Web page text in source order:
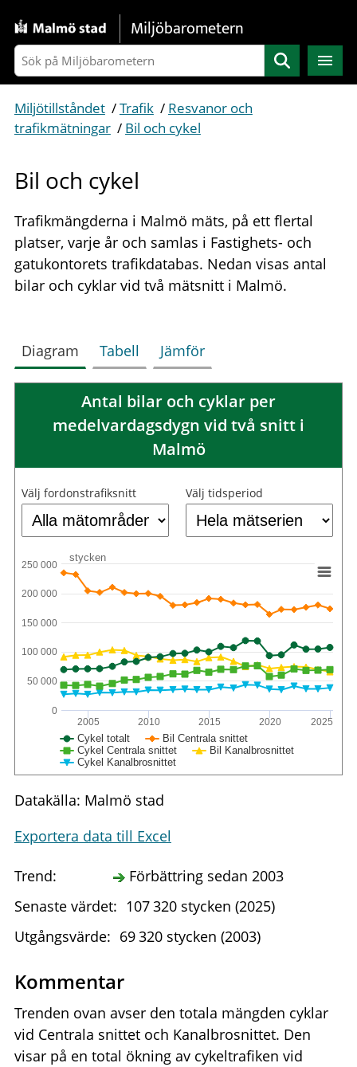
Gå direkt till sidans innehåll
Miljöbarometern
Sök
Miljötillståndet /Trafik / Resvanor och
trafikmätningar / Bil och cykel
Bil och cykel
Trafikmängderna i Malmö mäts, på ett flertal
platser, varje år och samlas i Fastighets- och
gatukontorets trafikdatabas. Nedan visas antal
bilar och cyklar vid två mätsnitt i Malmö.
Diagram Tabell Jämför
Antal bilar och cyklar per
medelvardagsdygn vid två snitt i
Malmö
Välj fordonstrafiksnitt Välj tidsperiod
stycken
Cykel totalt
Bil Centrala snittet
Cykel Centrala snittet
Bil Kanalbrosnittet
Cykel Kanalbrosnittet
2005 2010 2015 2020 2025
0
50 000
100 000
150 000
200 000
250 000
Datakälla: Malmö stad
Exportera data till Excel
Trend:
Förbättring sedan 2003
Senaste värdet: 107320 stycken (2025)
Utgångsvärde: 69320 stycken (2003)
Kommentar
Trenden ovan avser den totala mängden cyklar
vid Centrala snittet och Kanalbrosnittet. Den
visar på en total ökning av cykeltrafiken vid